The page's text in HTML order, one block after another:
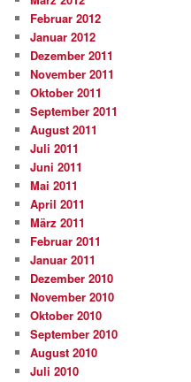
Februar 2012
Januar 2012
Dezember 2011
November 2011
Oktober 2011
September 2011
August 2011
Juli 2011
Juni 2011
Mai 2011
April 2011
März 2011
Februar 2011
Januar 2011
Dezember 2010
November 2010
Oktober 2010
September 2010
August 2010
Juli 2010